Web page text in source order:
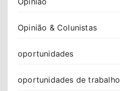
Opinião & Colunistas
oportunidades
oportunidades de trabalho